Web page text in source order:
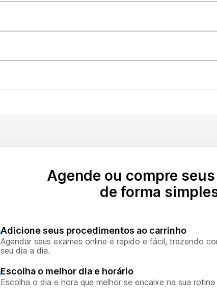
Agende ou compre
de forma
Adicione seus procedimentos ao carrinho
Agendar seus exames online é rápido e fácil, trazendo
seu dia a dia.
Escolha o melhor dia e horário
Escolha o dia e hora que melhor se encaixe na sua rotina